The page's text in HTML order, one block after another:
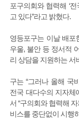
포구의회와 협력해 ‘
고 있다”라고 밝혔다.
영등포구는 이날 배포
우울, 불안 등 정서적
리 상담을 지원하는 서
구는 “그러나 올해 국
전국 대다수의 지자체
서 “구의회와 협력해
비스를 중단없이 시행